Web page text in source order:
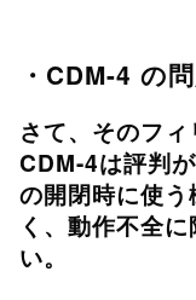
・CDM-4 の
さて、そのフ
CDM-4は評判
の開閉時に使
く、動作不全
い。